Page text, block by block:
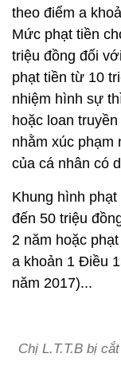
theo điểm a
Mức phạt tiền
triệu đồng đối
phạt tiền từ 10
nhiệm hình sự
hoặc loan
nhằm xúc phạm
của cá nhân có
Khung hình
đến 50 triệu
2 năm hoặc
a khoản 1 Điều
năm 2017)...
Chị L.T.T.B bị